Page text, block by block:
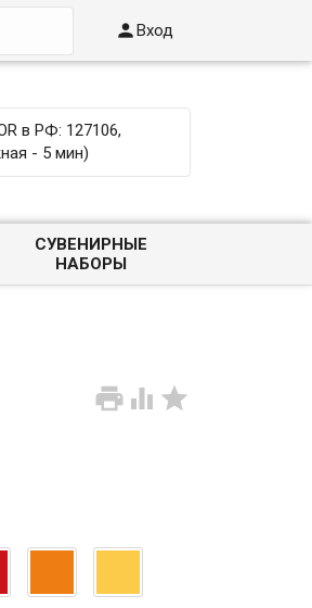
Вход
в РФ: 127106,
- 5 мин)
СУВЕНИРНЫЕ
НАБОРЫ
  